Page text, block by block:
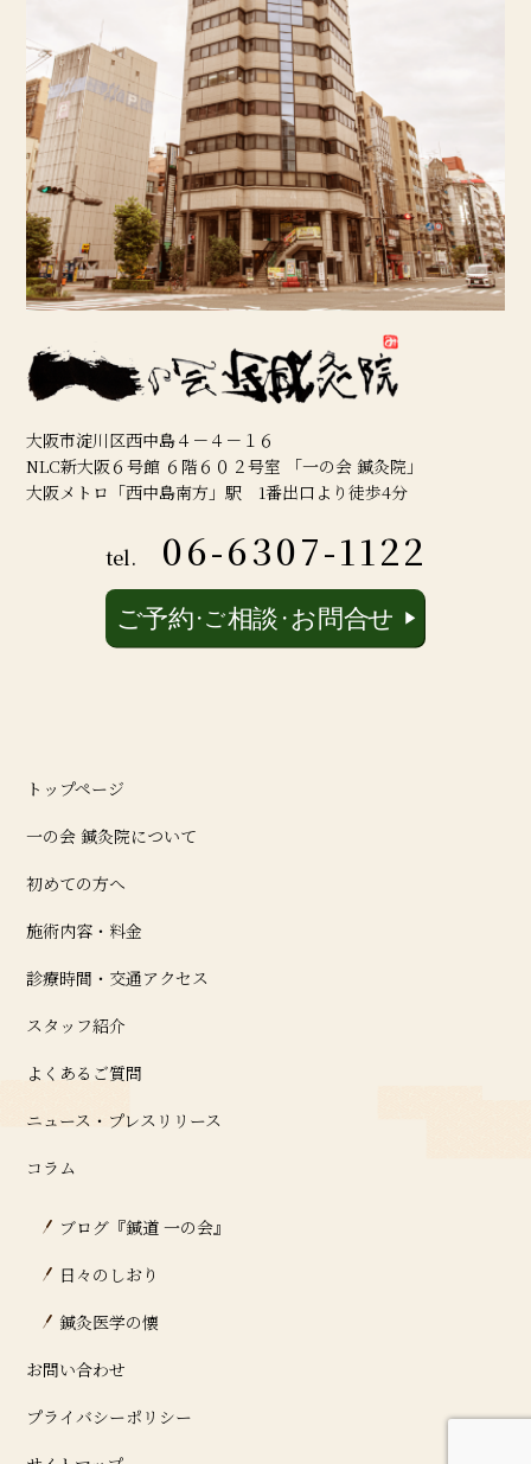
大阪市淀川区西中島４－４－１６
NLC新大阪６号館 ６階６０２号室 「一の会 鍼灸院」
大阪メトロ「西中島南方」駅 1番出口より徒歩4分
tel. 06-6307-1122
トップページ
一の会 鍼灸院について
初めての方へ
施術内容・料金
診療時間・交通アクセス
スタッフ紹介
よくあるご質問
ニュース・プレスリリース
コラム
ブログ『鍼道 ⼀の会』
日々のしおり
鍼灸医学の懐
お問い合わせ
プライバシーポリシー